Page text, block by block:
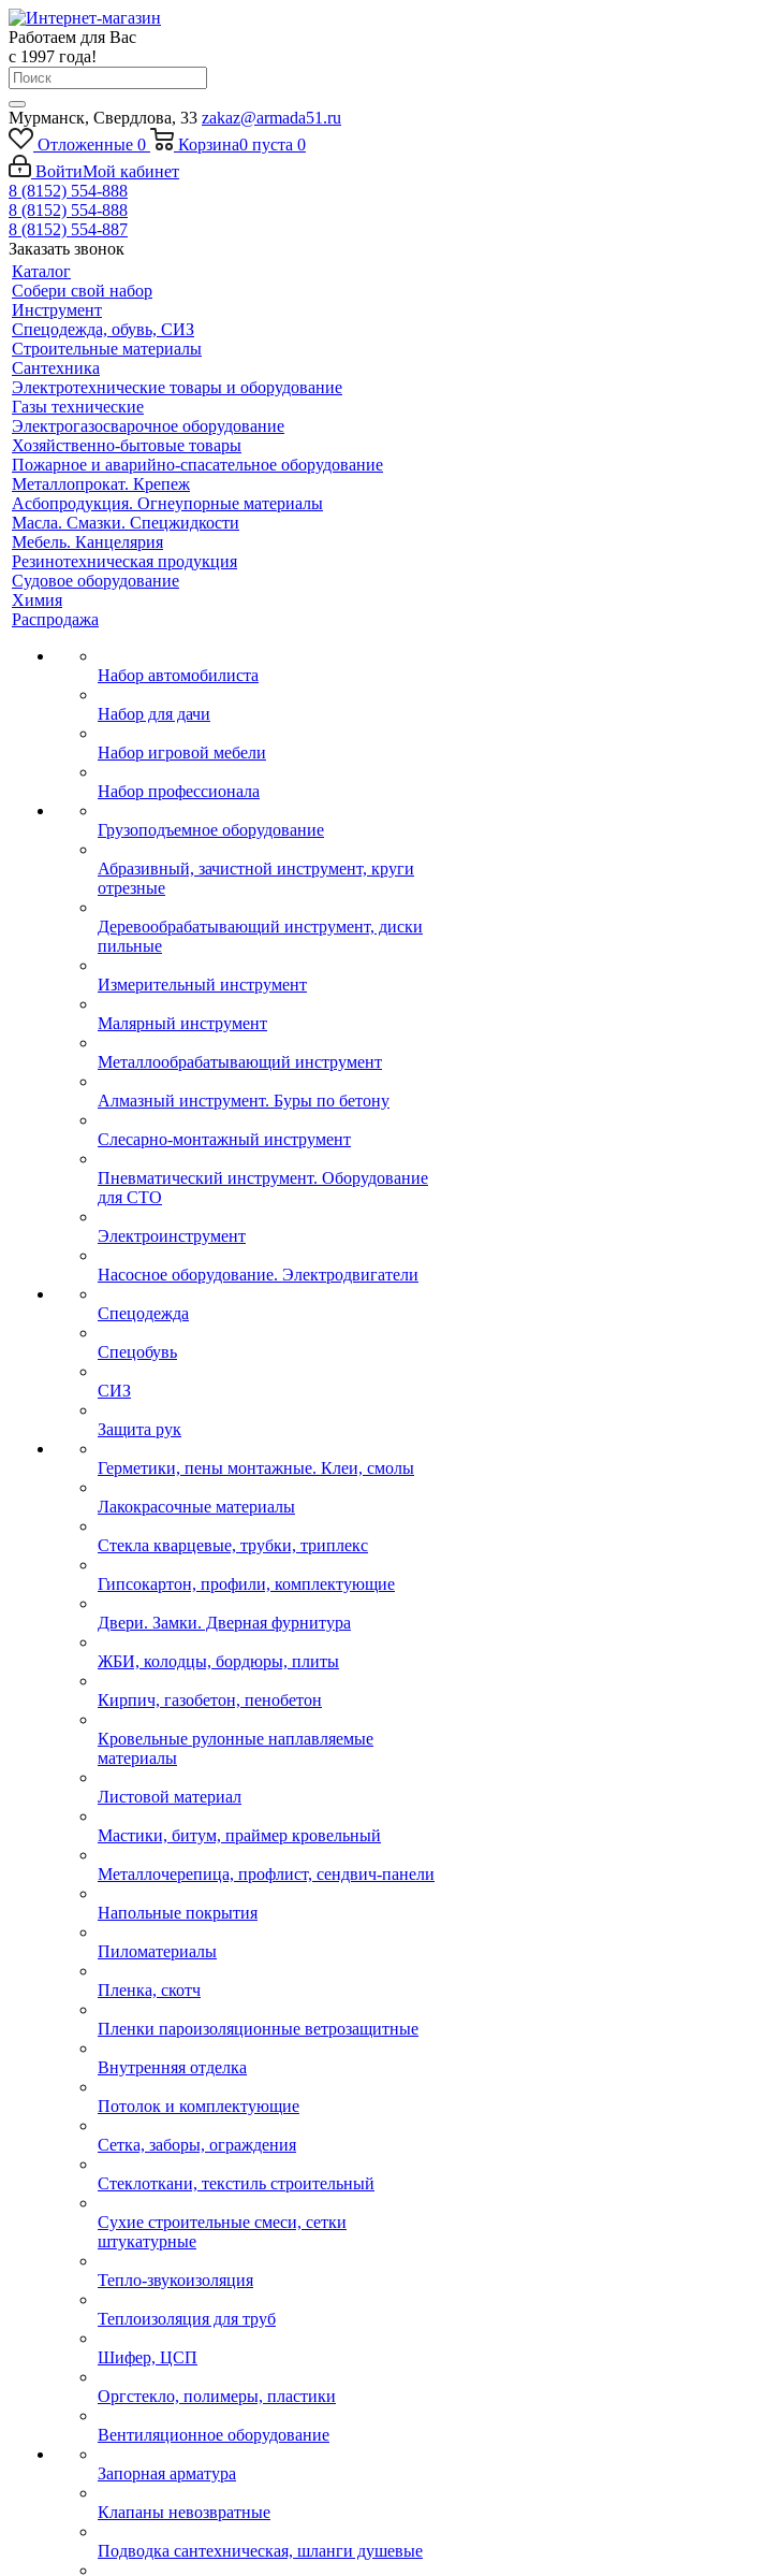
Работаем для Вас
с 1997 года!
Мурманск, Свердлова, 33 zakaz@armada51.ru
Отложенные 0 Корзина0 пуста 0
ВойтиМой кабинет
8 (8152) 554-888
8 (8152) 554-888
8 (8152) 554-887
Заказать звонок
Каталог
Собери свой набор
Инструмент
Спецодежда, обувь, СИЗ
Строительные материалы
Сантехника
Электротехнические товары и оборудование
Газы технические
Электрогазосварочное оборудование
Хозяйственно-бытовые товары
Пожарное и аварийно-спасательное оборудование
Металлопрокат. Крепеж
Асбопродукция. Огнеупорные материалы
Масла. Смазки. Спецжидкости
Мебель. Канцелярия
Резинотехническая продукция
Судовое оборудование
Химия
Распродажа
Набор автомобилиста
Набор для дачи
Набор игровой мебели
Набор профессионала
Грузоподъемное оборудование
Абразивный, зачистной инструмент, круги
отрезные
Деревообрабатывающий инструмент, диски
пильные
Измерительный инструмент
Малярный инструмент
Металлообрабатывающий инструмент
Алмазный инструмент. Буры по бетону
Слесарно-монтажный инструмент
Пневматический инструмент. Оборудование
для СТО
Электроинструмент
Насосное оборудование. Электродвигатели
Спецодежда
Спецобувь
СИЗ
Защита рук
Герметики, пены монтажные. Клеи, смолы
Лакокрасочные материалы
Стекла кварцевые, трубки, триплекс
Гипсокартон, профили, комплектующие
Двери. Замки. Дверная фурнитура
ЖБИ, колодцы, бордюры, плиты
Кирпич, газобетон, пенобетон
Кровельные рулонные наплавляемые
материалы
Листовой материал
Мастики, битум, праймер кровельный
Металлочерепица, профлист, сендвич-панели
Напольные покрытия
Пиломатериалы
Пленка, скотч
Пленки пароизоляционные ветрозащитные
Внутренняя отделка
Потолок и комплектующие
Сетка, заборы, ограждения
Стеклоткани, текстиль строительный
Сухие строительные смеси, сетки
штукатурные
Тепло-звукоизоляция
Теплоизоляция для труб
Шифер, ЦСП
Оргстекло, полимеры, пластики
Вентиляционное оборудование
Запорная арматура
Клапаны невозвратные
Подводка сантехническая, шланги душевые